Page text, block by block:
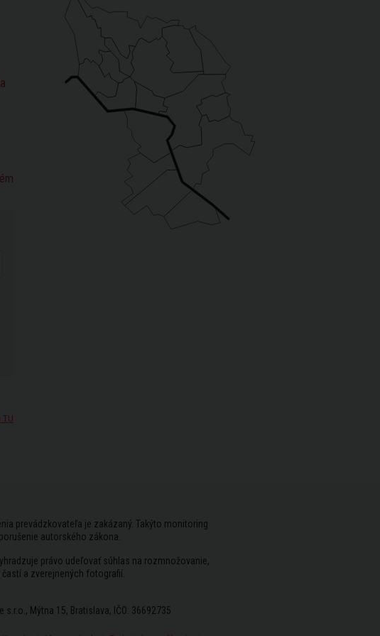
prevádzkovateľa je zakázaný. Takýto monitoring
autorského zákona.
právo udeľovať súhlas na rozmnožovanie,
a zverejnených fotografií.
Mýtna 15, Bratislava, IČO: 36692735